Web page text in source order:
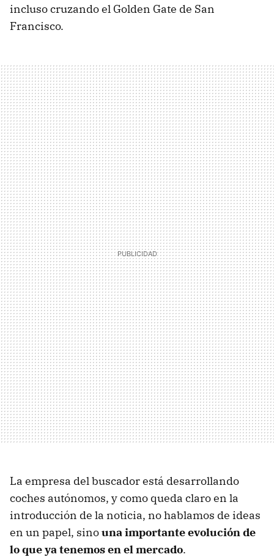
incluso cruzando el Golden Gate de San
Francisco.
La empresa del buscador está desarrollando
coches autónomos, y como queda claro en la
introducción de la noticia, no hablamos de ideas
en un papel, sinouna importante evolución de
lo que ya tenemos en el mercado.